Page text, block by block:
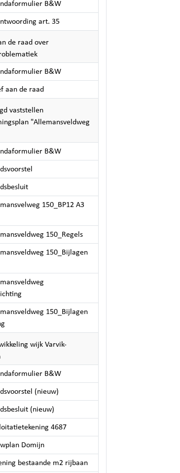
B&W
art. 35
de raad over
B&W
aan de raad
vaststellen
"Allemansveldweg
B&W
150_BP12 A3
150_Regels
150_Bijlagen
150_Bijlagen
wijk Varvik-
B&W
(nieuw)
(nieuw)
4687
Domijn
bestaande m2 rijbaan